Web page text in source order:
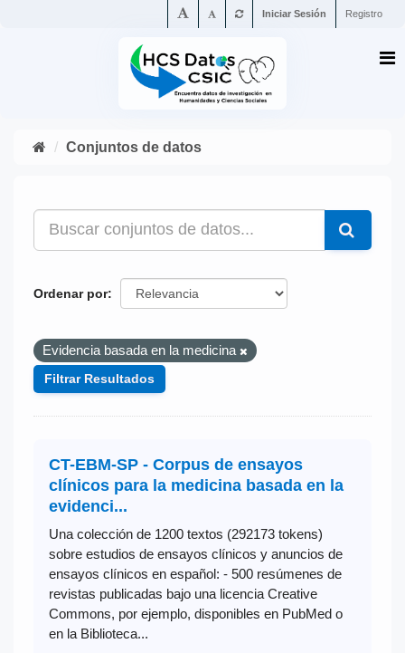
Iniciar Sesión Registro
Conjuntos de datos
Ordenar por
Evidencia basada en la medicina
Filtrar Resultados
CT-EBM-SP - Corpus de ensayos
clínicos para la medicina basada en la
evidenci...
Una colección de 1200 textos (292173 tokens)
sobre estudios de ensayos clínicos y anuncios de
ensayos clínicos en español: - 500 resúmenes de
revistas publicadas bajo una licencia Creative
Commons, por ejemplo, disponibles en PubMed o
en la Biblioteca...